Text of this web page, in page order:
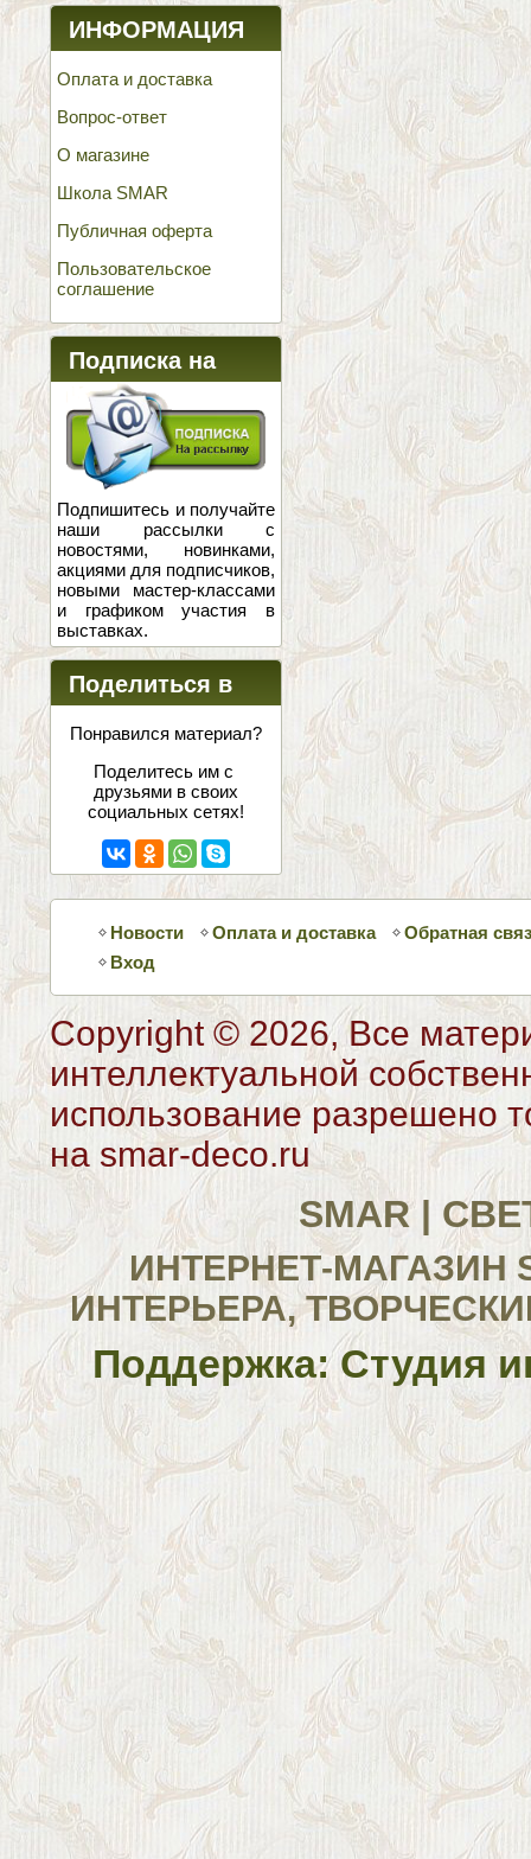
ИНФОРМАЦИЯ
Оплата и доставка
Вопрос-ответ
О магазине
Школа SMAR
Публичная оферта
Пользовательское
соглашение
Подписка на
новости
Подпишитесь и получайте
наши рассылки с
новостями, новинками,
акциями для подписчиков,
новыми мастер-классами
и графиком участия в
выставках.
Поделиться в
соцсетях
Понравился материал?
Поделитесь им с
друзьями в своих
социальных сетях!
Новости Оплата и доставка
Обратная
Вход
Copyright © 2026, Все
интеллектуальной
использование разрешено
на smar-deco.ru
SMAR |
ИНТЕРНЕТ-МАГАЗИН
ИНТЕРЬЕРА,
Поддержка: Студия